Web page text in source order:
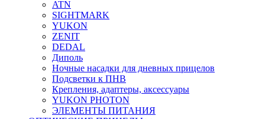
ATN
SIGHTMARK
YUKON
ZENIT
DEDAL
Диполь
Ночные насадки для дневных прицелов
Подсветки к ПНВ
Крепления, адаптеры, аксессуары
YUKON PHOTON
ЭЛЕМЕНТЫ ПИТАНИЯ